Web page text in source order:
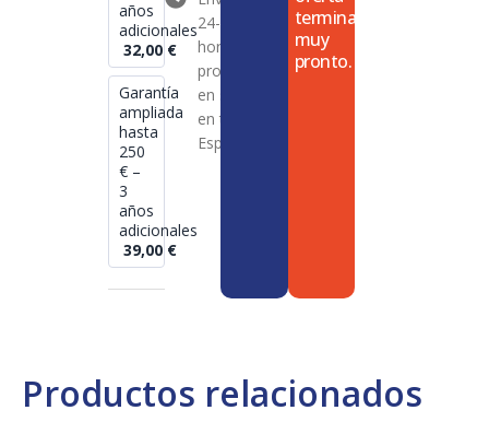
Productos relacionados
años
adicionales
32,00 €
Garantía
ampliada
hasta
250
€ –
3
años
adicionales
39,00 €
24-72
horas en
productos
en stock
en toda
España
termina
muy
pronto.